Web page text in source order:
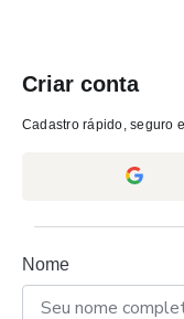
Criar conta
Cadastro rápido, seguro
Nome